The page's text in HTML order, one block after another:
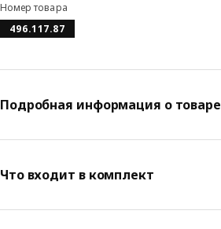
Номер товара
496.117.87
Подробная информация о товаре
Что входит в комплект